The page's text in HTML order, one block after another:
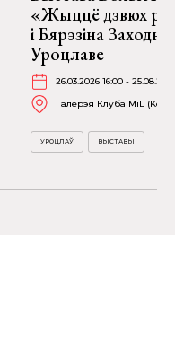
«Жыццё дзвюх
і Бярэзіна
Уроцлаве
26.03.2026 16:00 -
Галерэя Клуба MiL
УРОЦЛАЎ ВЫСТАВЫ